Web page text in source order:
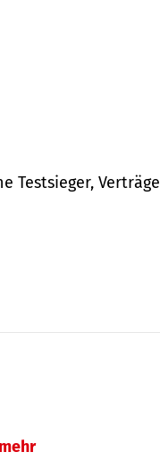
Testsieger, Verträge
mehr